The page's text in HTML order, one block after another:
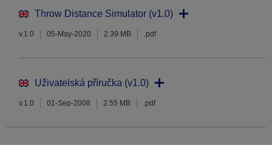
Throw Distance Simulator (v1.0)
v.1.0 05-May-2020 2.39 MB .pdf
Uživatelská příručka (v1.0)
v.1.0 01-Sep-2008 2.55 MB .pdf